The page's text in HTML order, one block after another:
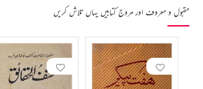
مقبول و معروف اور مروج کتابیں یہاں تلاش کریں